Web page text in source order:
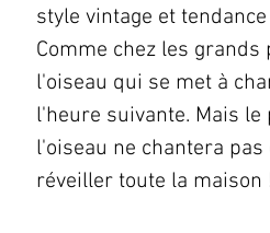
style vintage et
Comme chez les
l'oiseau qui se met à
l'heure suivante. Mais
l'oiseau ne chantera
réveiller toute la maison